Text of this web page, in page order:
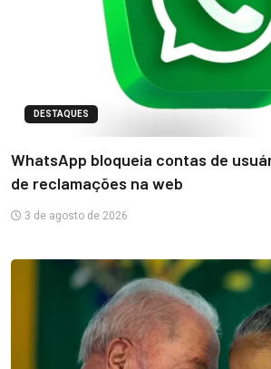
DESTAQUES
WhatsApp bloqueia contas de
de reclamações na web
3 de agosto de 2026